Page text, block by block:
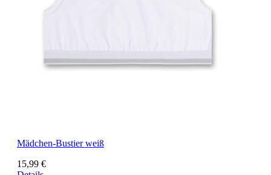
Mädchen-Bustier weiß
15,99 €